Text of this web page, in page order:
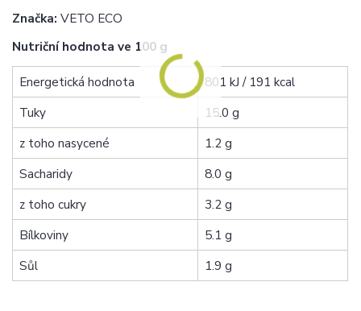
Značka: VETO ECO
Nutriční hodnota ve 100 g
Energetická hodnota
801 kJ / 191 kcal
Tuky
15.0 g
z toho nasycené
1.2 g
Sacharidy
8.0 g
z toho cukry
3.2 g
Bílkoviny
5.1 g
Sůl
1.9 g